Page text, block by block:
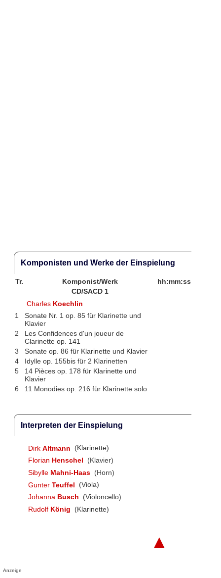
Komponisten und Werke der Einspielung
Tr. Komponist/Werk
hh:mm:ss
CD/SACD 1
Charles Koechlin
1
Sonate Nr. 1 op. 85 für Klarinette und
Klavier
2
Les Confidences d'un joueur de
Clarinette op. 141
3
Sonate op. 86 für Klarinette und Klavier
4
Idylle op. 155bis für 2 Klarinetten
5
14 Pièces op. 178 für Klarinette und
Klavier
6
11 Monodies op. 216 für Klarinette solo
Interpreten der Einspielung
Dirk Altmann
(Klarinette)
Florian Henschel
(Klavier)
Sibylle Mahni-Haas (Horn)
Gunter Teuffel
(Viola)
Johanna Busch
(Violoncello)
Rudolf König (Klarinette)
▲
Anzeige